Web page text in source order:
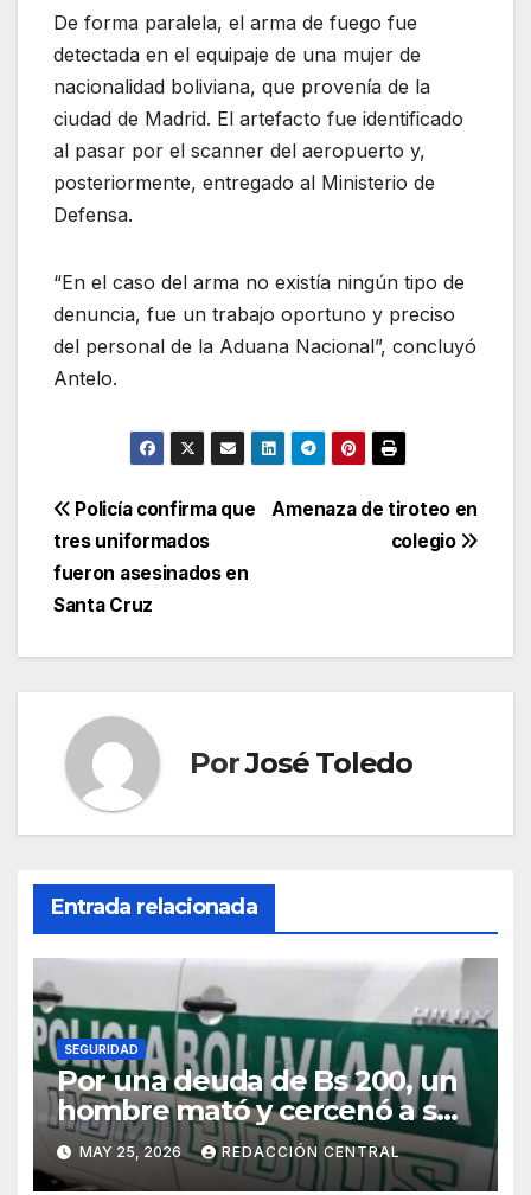
De forma paralela, el arma de fuego fue
detectada en el equipaje de una mujer de
nacionalidad boliviana, que provenía de la
ciudad de Madrid. El artefacto fue identificado
al pasar por el scanner del aeropuerto y,
posteriormente, entregado al Ministerio de
Defensa.
“En el caso del arma no existía ningún tipo de
denuncia, fue un trabajo oportuno y preciso
del personal de la Aduana Nacional”, concluyó
Antelo.
Navegación
de
entradas
Amenaza de tiroteo en
colegio
Policía confirma que
tres uniformados
fueron asesinados en
Santa Cruz
PorJosé Toledo
Entrada relacionada
SEGURIDAD
Por una deuda de Bs 200, un
hombre mató y cercenó a su
víctima en la zona Sur de La
Paz
MAY 25, 2026 REDACCIÓN CENTRAL